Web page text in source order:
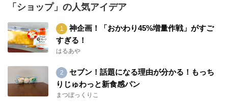
「ショップ」の人気アイデア
神企画！「おかわり45%増量作戦」がすご
すぎる！
はるあや
セブン！話題になる理由が分かる！もっち
りじゅわっと新食感パン
まつぼっくりこ